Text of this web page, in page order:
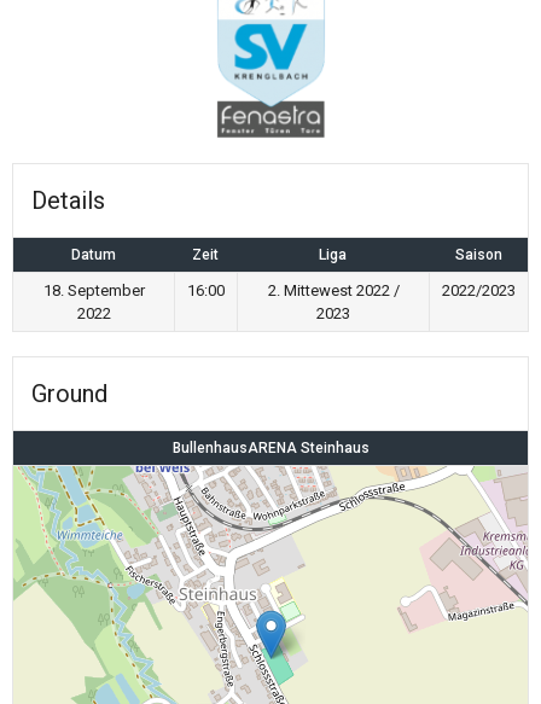
Details
Datum Zeit Liga Saison
18. September
2022
16:00
2. Mittewest 2022 /
2023
2022/2023
Ground
BullenhausARENA Steinhaus